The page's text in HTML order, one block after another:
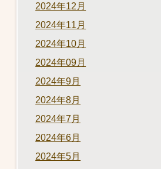
2024年12月
2024年11月
2024年10月
2024年09月
2024年9月
2024年8月
2024年7月
2024年6月
2024年5月